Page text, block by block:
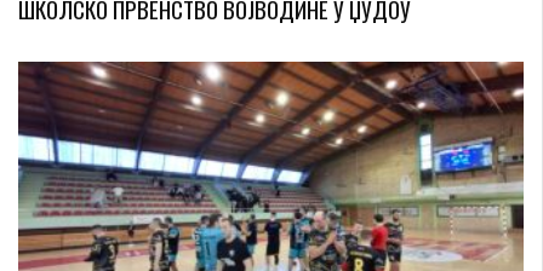
ШКОЛСКО ПРВЕНСТВО ВОЈВОДИНЕ У ЏУДОУ